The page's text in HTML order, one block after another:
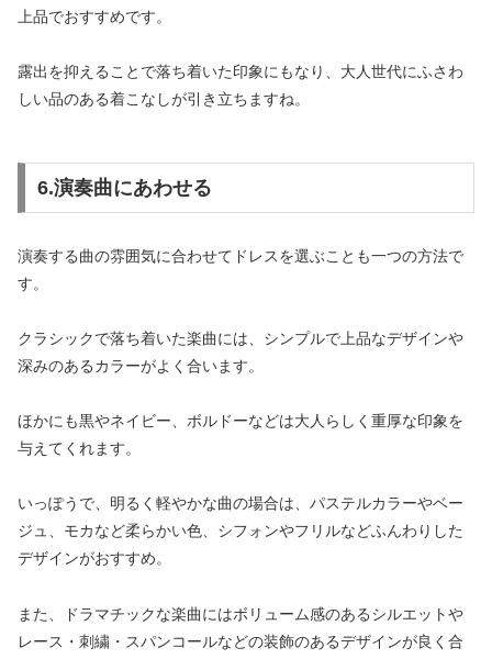
上品でおすすめです。
露出を抑えることで落ち着いた印象にもなり、大人世代にふさわ
しい品のある着こなしが引き立ちますね。
6.演奏曲にあわせる
演奏する曲の雰囲気に合わせてドレスを選ぶことも一つの方法で
す。
クラシックで落ち着いた楽曲には、シンプルで上品なデザインや
深みのあるカラーがよく合います。
ほかにも黒やネイビー、ボルドーなどは大人らしく重厚な印象を
与えてくれます。
いっぽうで、明るく軽やかな曲の場合は、パステルカラーやベー
ジュ、モカなど柔らかい色、シフォンやフリルなどふんわりした
デザインがおすすめ。
また、ドラマチックな楽曲にはボリューム感のあるシルエットや
レース・刺繍・スパンコールなどの装飾のあるデザインが良く合